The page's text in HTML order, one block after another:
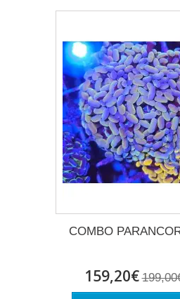
COMBO
159,20€